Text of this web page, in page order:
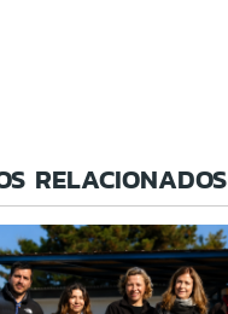
RELACIONADOS